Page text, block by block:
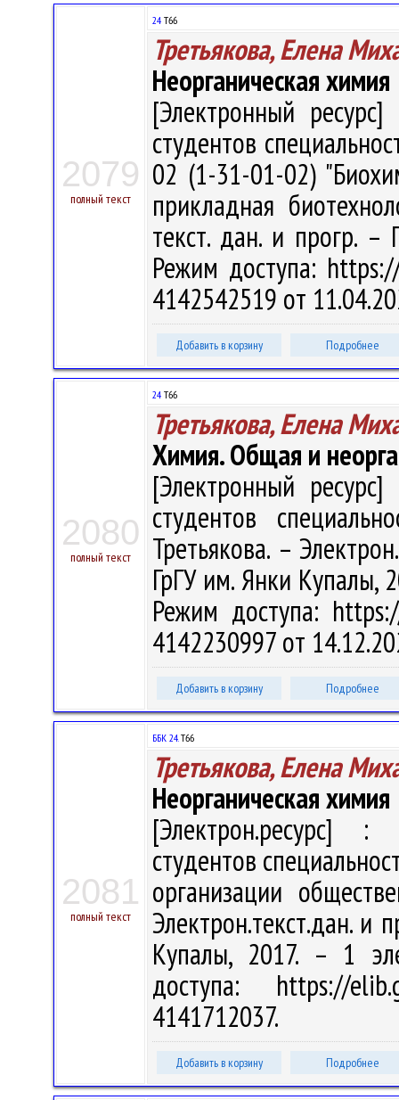
2079
полный текст
24 Т66
Третьякова, Елена
Неорганическая химия
[Электронный
студентов
02 (1-31-01-02)
прикладная
текст. дан. и прогр.
Режим доступа:
4142542519 от
Добавить в корзину Подробнее
2080
полный текст
24 Т66
Третьякова, Елена
Химия. Общая и
[Электронный
студентов
Третьякова. –
ГрГУ им. Янки Купалы,
Режим доступа:
4142230997 от
Добавить в корзину Подробнее
2081
полный текст
ББК 24.Т66
Третьякова, Елена
Неорганическая химия
[Электрон.ресурс] :
студентов
организации
Электрон.текст.дан. и
Купалы, 2017. – 1
доступа: https://
4141712037.
Добавить в корзину Подробнее